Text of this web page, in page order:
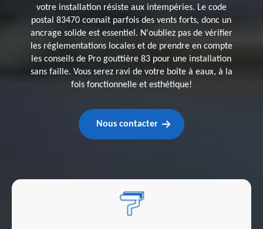
votre installation résiste aux intempéries. Le code
postal 83470 connaît parfois des vents forts, donc un
ancrage solide est essentiel. N'oubliez pas de vérifier
les réglementations locales et de prendre en compte
les conseils de Pro gouttière 83 pour une installation
sans faille. Vous serez ravi de votre boîte à eaux, à la
fois fonctionnelle et esthétique!
Nous contacter